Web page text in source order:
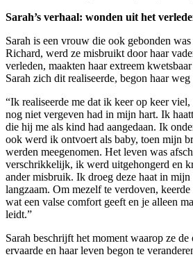
Sarah’s verhaal: wonden uit het
Sarah is een vrouw die ook gebonden
Richard, werd ze misbruikt door haar
verleden, maakten haar extreem
Sarah zich dit realiseerde, begon haar
“Ik realiseerde me dat ik keer op keer
nog niet vergeven had in mijn hart. Ik
die hij me als kind had aangedaan. Ik
ook werd ik ontvoert als baby, toen mijn
werden meegenomen. Het leven was
verschrikkelijk, ik werd uitgehongerd en
ander misbruik. Ik droeg deze haat in mijn
langzaam. Om mezelf te verdoven,
wat een valse comfort geeft en je alleen
leidt.”
Sarah beschrijft het moment waarop ze
ervaarde en haar leven begon te